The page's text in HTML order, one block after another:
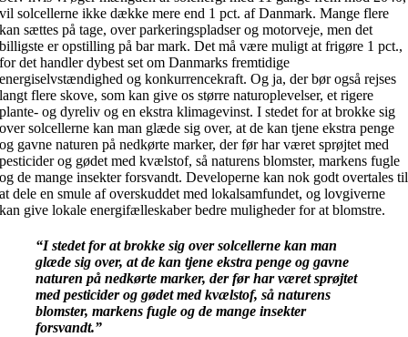
vil solcellerne ikke dække mere end 1 pct. af Danmark. Mange flere
kan sættes på tage, over parkeringspladser og motorveje, men det
billigste er opstilling på bar mark. Det må være muligt at frigøre 1 pct.,
for det handler dybest set om Danmarks fremtidige
energiselvstændighed og konkurrencekraft. Og ja, der bør også rejses
langt flere skove, som kan give os større naturoplevelser, et rigere
plante- og dyreliv og en ekstra klimagevinst. I stedet for at brokke sig
over solcellerne kan man glæde sig over, at de kan tjene ekstra penge
og gavne naturen på nedkørte marker, der før har været sprøjtet med
pesticider og gødet med kvælstof, så naturens blomster, markens fugle
og de mange insekter forsvandt. Developerne kan nok godt overtales til
at dele en smule af overskuddet med lokalsamfundet, og lovgiverne
kan give lokale energifælleskaber bedre muligheder for at blomstre.
“I stedet for at brokke sig over solcellerne kan man
glæde sig over, at de kan tjene ekstra penge og gavne
naturen på nedkørte marker, der før har været sprøjtet
med pesticider og gødet med kvælstof, så naturens
blomster, markens fugle og de mange insekter
forsvandt.”